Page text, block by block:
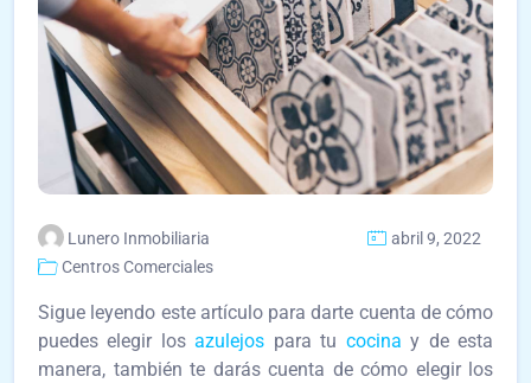
Lunero Inmobiliaria
abril 9, 2022
Centros Comerciales
Sigue leyendo este artículo para darte cuenta de cómo
puedes elegir losazulejos para tu cocina y de esta
manera, también te darás cuenta de cómo elegir los